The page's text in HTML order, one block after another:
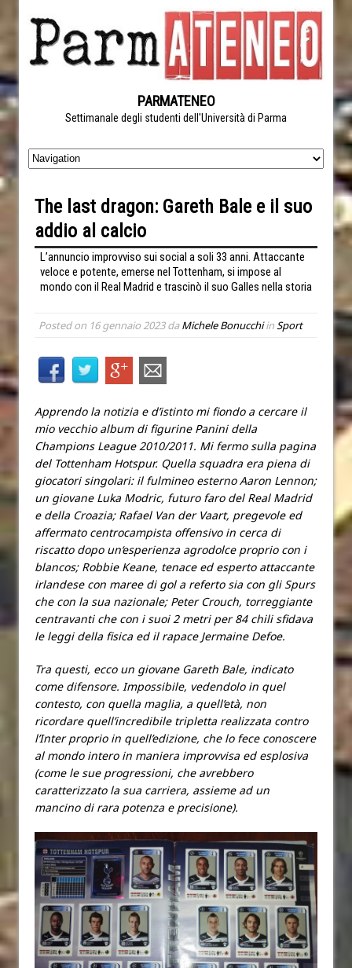
PARMATENEO
Settimanale degli studenti dell'Università di Parma
The last dragon: Gareth Bale e il suo
addio al calcio
L’annuncio improvviso sui social a soli 33 anni. Attaccante
veloce e potente, emerse nel Tottenham, si impose al
mondo con il Real Madrid e trascinò il suo Galles nella storia
Posted on 16 gennaio 2023daMichele BonucchiinSport
Apprendo la notizia e d’istinto mi fiondo a cercare il
mio vecchio album di figurine Panini della
Champions League 2010/2011. Mi fermo sulla pagina
del Tottenham Hotspur. Quella squadra era piena di
giocatori singolari: il fulmineo esterno Aaron Lennon;
un giovane Luka Modric, futuro faro del Real Madrid
e della Croazia; Rafael Van der Vaart, pregevole ed
affermato centrocampista offensivo in cerca di
riscatto dopo un‘esperienza agrodolce proprio con i
blancos; Robbie Keane, tenace ed esperto attaccante
irlandese con maree di gol a referto sia con gli Spurs
che con la sua nazionale; Peter Crouch, torreggiante
centravanti che con i suoi 2 metri per 84 chili sfidava
le leggi della fisica ed il rapace Jermaine Defoe.
Tra questi, ecco un giovane Gareth Bale, indicato
come difensore. Impossibile, vedendolo in quel
contesto, con quella maglia, a quell’età, non
ricordare quell’incredibile tripletta realizzata contro
l’Inter proprio in quell’edizione, che lo fece conoscere
al mondo intero in maniera improvvisa ed esplosiva
(come le sue progressioni, che avrebbero
caratterizzato la sua carriera, assieme ad un
mancino di rara potenza e precisione).